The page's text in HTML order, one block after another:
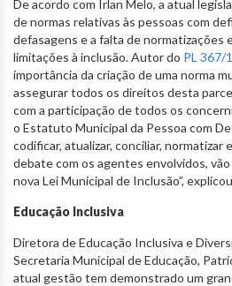
De acordo com Irlan Melo, a atual
de normas relativas às pessoas com
defasagens e a falta de normatizações
limitações à inclusão. Autor do PL 367/
importância da criação de uma norma
assegurar todos os direitos desta
com a participação de todos os
o Estatuto Municipal da Pessoa com
codificar, atualizar, conciliar, normatizar
debate com os agentes envolvidos,
nova Lei Municipal de Inclusão”,
Educação Inclusiva
Diretora de Educação Inclusiva e
Secretaria Municipal de Educação,
atual gestão tem demonstrado um